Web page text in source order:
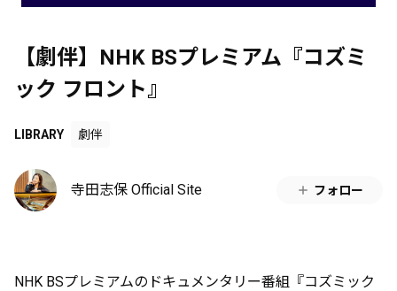
【劇伴】NHK BSプレミアム『コズミ
ック フロント』
LIBRARY 劇伴
寺田志保 Official Site フォロー
NHK BSプレミアムのドキュメンタリー番組『コズミック